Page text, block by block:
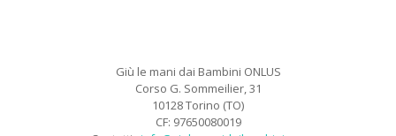
Giù le mani dai Bambini ONLUS
Corso G. Sommeilier, 31
10128 Torino (TO)
CF: 97650080019